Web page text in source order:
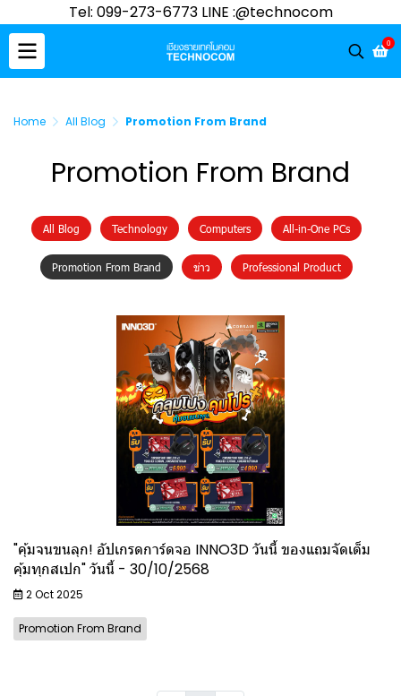
Tel: 099-273-6773 LINE :@technocom
0
Home All Blog Promotion From Brand
Promotion From Brand
All Blog Technology Computers All-in-One PCs
Promotion From Brand ข่าว Professional Product
"คุ้มจนขนลุก! อัปเกรดการ์ดจอ INNO3D วันนี้ ของแถมจัดเต็ม
คุ้มทุกสเปก" วันนี้ - 30/10/2568
2 Oct 2025
Promotion From Brand